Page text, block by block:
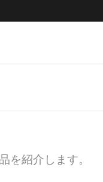
を紹介します。